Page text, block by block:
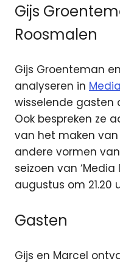
Gijs
Roosmalen
Gijs Groenteman
analyseren in
wisselende gasten
Ook bespreken ze
van het maken
andere vormen
seizoen van ‘Media
augustus om 21.20
Gasten
Gijs en Marcel